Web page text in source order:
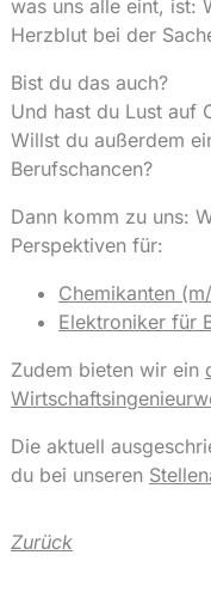
was uns alle eint, ist:
Herzblut bei der
Bist du das auch?
Und hast du Lust auf
Willst du außerdem
Berufschancen?
Dann komm zu uns:
Perspektiven für:
Chemikanten
Elektroniker für
Zudem bieten wir ein
Die aktuell
du bei unseren
Zurück